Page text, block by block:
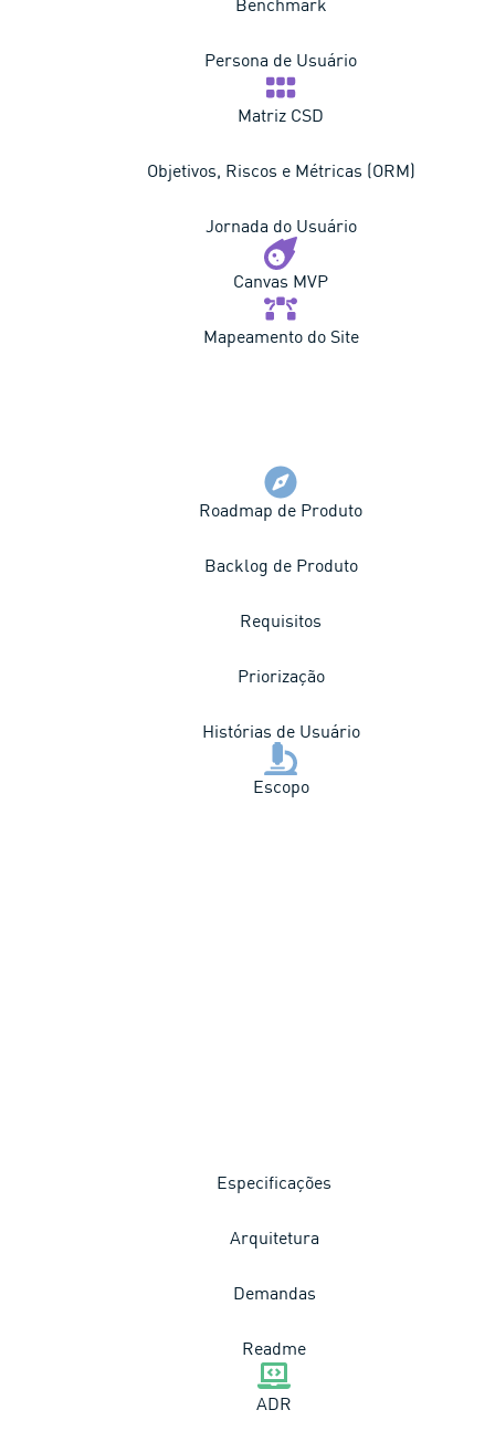
Persona de Usuário
Matriz CSD
Objetivos, Riscos e Métricas (ORM)
Jornada do Usuário
Canvas MVP
Mapeamento do Site
Roadmap de Produto
Backlog de Produto
Requisitos
Priorização
Histórias de Usuário
Escopo
Especificações
Arquitetura
Demandas
Readme
ADR